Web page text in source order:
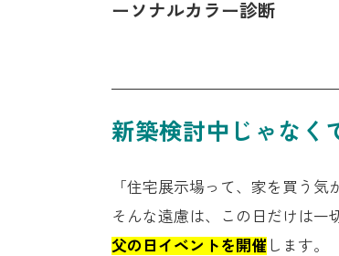
ーソナルカラー診断
新築検討中じゃなく
「住宅展示場って、家を買う気
そんな遠慮は、この日だけは一
父の日イベントを開催 します。